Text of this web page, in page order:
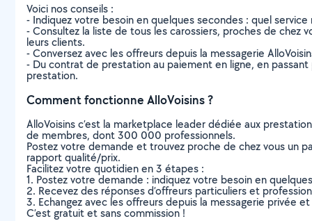
Voici nos conseils :
- Indiquez votre besoin en quelques secondes : quel
- Consultez la liste de tous les carossiers, proches de chez
leurs clients.
- Conversez avec les offreurs depuis la messagerie
- Du contrat de prestation au paiement en ligne, en
prestation.
Comment fonctionne AlloVoisins ?
AlloVoisins c’est la marketplace leader dédiée aux
de membres, dont 300 000 professionnels.
Postez votre demande et trouvez proche de chez vous un
rapport qualité/prix.
Facilitez votre quotidien en 3 étapes :
1. Postez votre demande : indiquez votre besoin en
2. Recevez des réponses d’offreurs particuliers et
3. Echangez avec les offreurs depuis la messagerie privée
C’est gratuit et sans commission !